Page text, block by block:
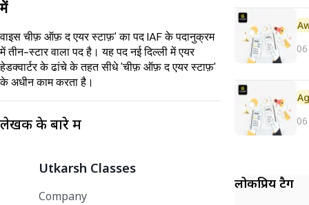
में
वाइस चीफ़ ऑफ़ द एयर स्टाफ़' का पद IAF के पदानुक्रम
में तीन-स्टार वाला पद है। यह पद नई दिल्ली में एयर
हेडक्वार्टर के ढांचे के तहत सीधे 'चीफ़ ऑफ़ द एयर स्टाफ़'
के अधीन काम करता है।
लेखक के बारे में
Utkarsh Classes
Company
लोकप्रिय टैग